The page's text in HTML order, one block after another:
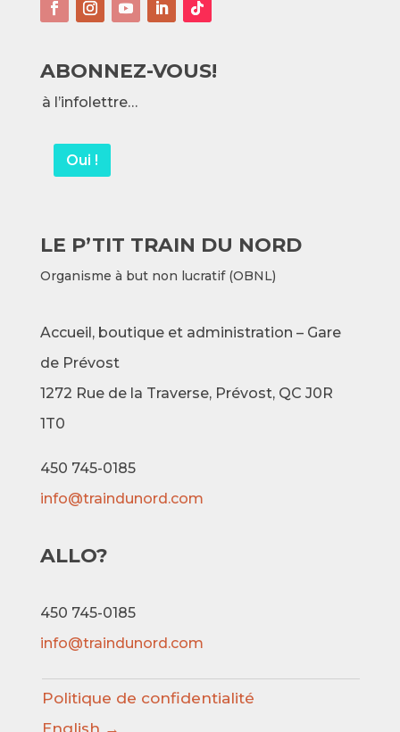
ABONNEZ-VOUS!
à l’infolettre…
Oui !
LE P’TIT TRAIN DU NORD
Organisme à but non lucratif (OBNL)
Accueil, boutique et administration – Gare
de Prévost
1272 Rue de la Traverse, Prévost, QC J0R
1T0
450 745-0185
info@traindunord.com
ALLO?
450 745-0185
info@traindunord.com
Politique de confidentialité
English →